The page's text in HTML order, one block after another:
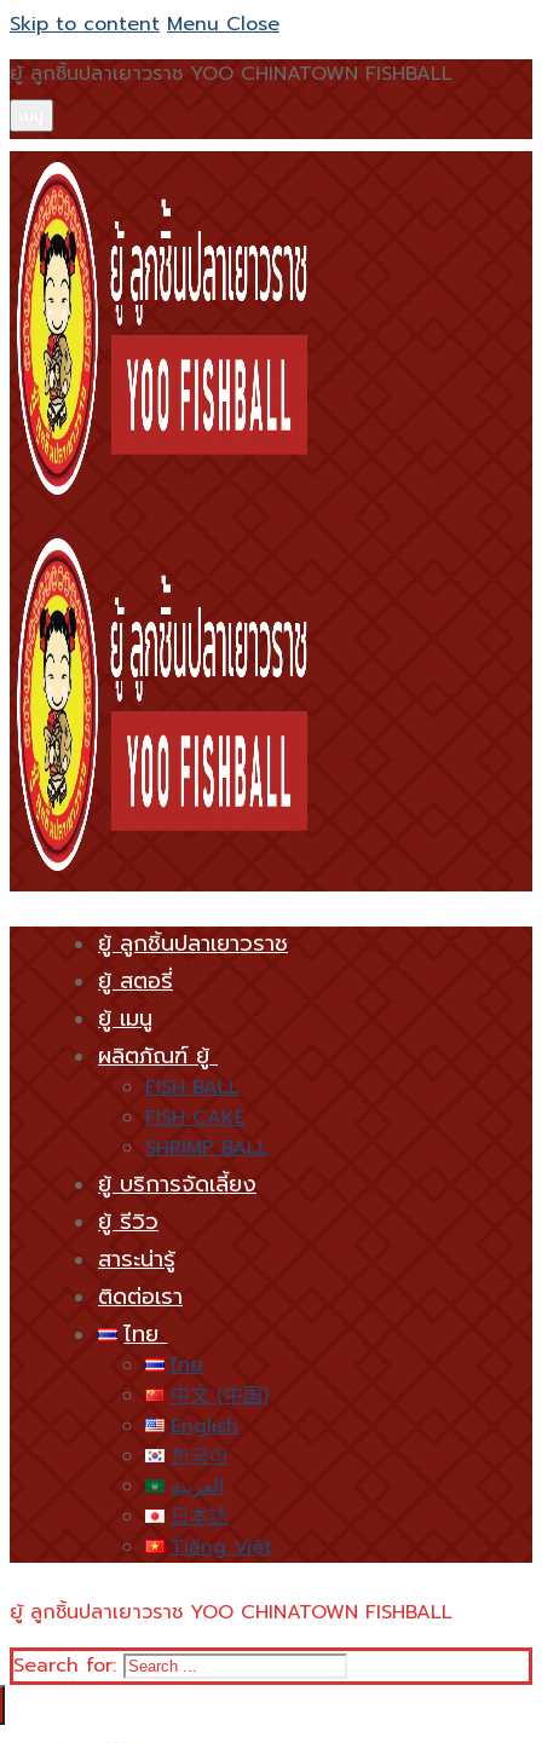
Skip to content Menu Close
ยู้ ลูกชิ้นปลาเยาวราช YOO CHINATOWN FISHBALL
ยู้ ลูกชิ้นปลาเยาวราช
ยู้ สตอรี่
ยู้ เมนู
ผลิตภัณฑ์ ยู้
FISH BALL
FISH CAKE
SHRIMP BALL
ยู้ บริการจัดเลี้ยง
ยู้ รีวิว
สาระน่ารู้
ติดต่อเรา
ไทย
ไทย
中文 (中国)
English
한국어
العربية
日本語
Tiếng Việt
ยู้ ลูกชิ้นปลาเยาวราช YOO CHINATOWN FISHBALL
Search for: